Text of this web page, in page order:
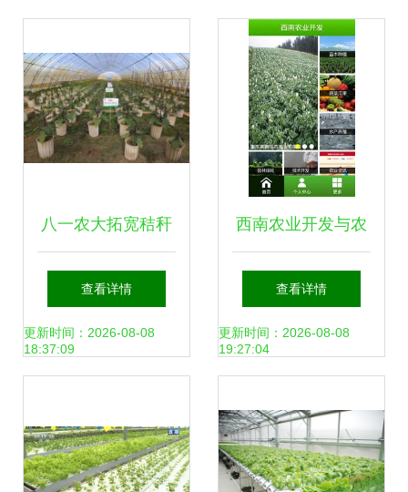
八一农大拓宽秸秆
循环利用范围 开辟
农业资源转化新路
查看详情
更新时间：2026-08-08
18:37:09
西南农业开发与农
业种植技术下载指
南
查看详情
更新时间：2026-08-08
19:27:04